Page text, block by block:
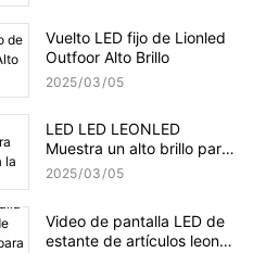
Vuelto LED fijo de Lionled
Outfoor Alto Brillo
2025 03 05
LED LED LEONLED
Muestra un alto brillo para
la publicidad
2025 03 05
Video de pantalla LED de
estante de artículos leones